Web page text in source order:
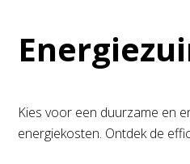
Kies voor een duurzame en
energiekosten. Ontdek de